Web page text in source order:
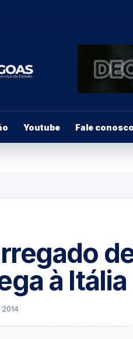
Youtube Fale conosco
à Itália